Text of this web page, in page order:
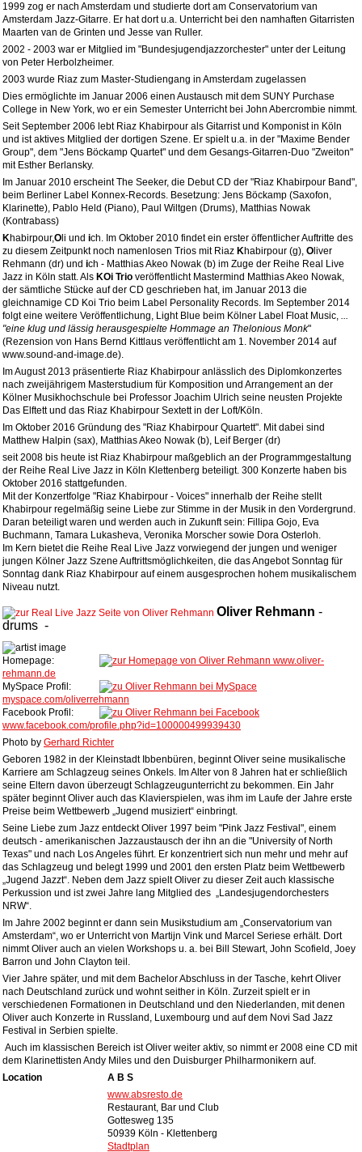
1999 zog er nach Amsterdam und studierte dort am Conservatorium van
Amsterdam Jazz-Gitarre. Er hat dort u.a. Unterricht bei den namhaften Gitarristen
Maarten van de Grinten und Jesse van Ruller.
2002 - 2003 war er Mitglied im "Bundesjugendjazzorchester" unter der Leitung
von Peter Herbolzheimer.
2003 wurde Riaz zum Master-Studiengang in Amsterdam zugelassen
Dies ermöglichte im Januar 2006 einen Austausch mit dem SUNY Purchase
College in New York, wo er ein Semester Unterricht bei John Abercrombie nimmt.
Seit September 2006 lebt Riaz Khabirpour als Gitarrist und Komponist in Köln
und ist aktives Mitglied der dortigen Szene. Er spielt u.a. in der "Maxime Bender
Group", dem "Jens Böckamp Quartet" und dem Gesangs-Gitarren-Duo "Zweiton"
mit Esther Berlansky.
Im Januar 2010 erscheint The Seeker, die Debut CD der "Riaz Khabirpour Band",
beim Berliner Label Konnex-Records. Besetzung: Jens Böckamp (Saxofon,
Klarinette), Pablo Held (Piano), Paul Wiltgen (Drums), Matthias Nowak
(Kontrabass)
Khabirpour,O li und ich. Im Oktober 2010 findet ein erster öffentlicher Auftritte des
zu diesem Zeitpunkt noch namenlosen Trios mit Riaz Khabirpour (g), O liver
Rehmann (dr) und ich - Matthias Akeo Nowak (b) im Zuge der Reihe Real Live
Jazz in Köln statt. Als KOi Trio veröffentlicht Mastermind Matthias Akeo Nowak,
der sämtliche Stücke auf der CD geschrieben hat, im Januar 2013 die
gleichnamige CD Koi Trio beim Label Personality Records. Im September 2014
folgt eine weitere Veröffentlichung, Light Blue beim Kölner Label Float Music, ...
"eine klug und lässig herausgespielte Hommage an Thelonious Monk"
(Rezension von Hans Bernd Kittlaus veröffentlicht am 1. November 2014 auf
www.sound-and-image.de).
Im August 2013 präsentierte Riaz Khabirpour anlässlich des Diplomkonzertes
nach zweijährigem Masterstudium für Komposition und Arrangement an der
Kölner Musikhochschule bei Professor Joachim Ulrich seine neusten Projekte
Das Elftett und das Riaz Khabirpour Sextett in der Loft/Köln.
Im Oktober 2016 Gründung des "Riaz Khabirpour Quartett". Mit dabei sind
Matthew Halpin (sax), Matthias Akeo Nowak (b), Leif Berger (dr)
seit 2008 bis heute ist Riaz Khabirpour maßgeblich an der Programmgestaltung
der Reihe Real Live Jazz in Köln Klettenberg beteiligt. 300 Konzerte haben bis
Oktober 2016 stattgefunden.
Mit der Konzertfolge "Riaz Khabirpour - Voices" innerhalb der Reihe stellt
Khabirpour regelmäßig seine Liebe zur Stimme in der Musik in den Vordergrund.
Daran beteiligt waren und werden auch in Zukunft sein: Fillipa Gojo, Eva
Buchmann, Tamara Lukasheva, Veronika Morscher sowie Dora Osterloh.
Im Kern bietet die Reihe Real Live Jazz vorwiegend der jungen und weniger
jungen Kölner Jazz Szene Auftrittsmöglichkeiten, die das Angebot Sonntag für
Sonntag dank Riaz Khabirpour auf einem ausgesprochen hohem musikalischem
Niveau nutzt.
Oliver Rehmann -
drums -
Homepage:
www.oliver-
rehmann.de
MySpace Profil:
myspace.com/oliverrehmann
Facebook Profil:
www.facebook.com/profile.php?id=100000499939430
Photo by Gerhard Richter
Geboren 1982 in der Kleinstadt Ibbenbüren, beginnt Oliver seine musikalische
Karriere am Schlagzeug seines Onkels. Im Alter von 8 Jahren hat er schließlich
seine Eltern davon überzeugt Schlagzeugunterricht zu bekommen. Ein Jahr
später beginnt Oliver auch das Klavierspielen, was ihm im Laufe der Jahre erste
Preise beim Wettbewerb „Jugend musiziert“ einbringt.
Seine Liebe zum Jazz entdeckt Oliver 1997 beim "Pink Jazz Festival", einem
deutsch - amerikanischen Jazzaustausch der ihn an die "University of North
Texas" und nach Los Angeles führt. Er konzentriert sich nun mehr und mehr auf
das Schlagzeug und belegt 1999 und 2001 den ersten Platz beim Wettbewerb
„Jugend Jazzt“. Neben dem Jazz spielt Oliver zu dieser Zeit auch klassische
Perkussion und ist zwei Jahre lang Mitglied des „Landesjugendorchesters
NRW“.
Im Jahre 2002 beginnt er dann sein Musikstudium am „Conservatorium van
Amsterdam“, wo er Unterricht von Martijn Vink und Marcel Seriese erhält. Dort
nimmt Oliver auch an vielen Workshops u. a. bei Bill Stewart, John Scofield, Joey
Barron und John Clayton teil.
Vier Jahre später, und mit dem Bachelor Abschluss in der Tasche, kehrt Oliver
nach Deutschland zurück und wohnt seither in Köln. Zurzeit spielt er in
verschiedenen Formationen in Deutschland und den Niederlanden, mit denen
Oliver auch Konzerte in Russland, Luxembourg und auf dem Novi Sad Jazz
Festival in Serbien spielte.
Auch im klassischen Bereich ist Oliver weiter aktiv, so nimmt er 2008 eine CD mit
dem Klarinettisten Andy Miles und den Duisburger Philharmonikern auf.
Location
A B S
www.absresto.de
Restaurant, Bar und Club
Gottesweg 135
50939 Köln - Klettenberg
Stadtplan